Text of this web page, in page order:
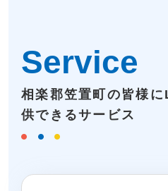
Service
相楽郡笠置町の皆様
供できるサービス